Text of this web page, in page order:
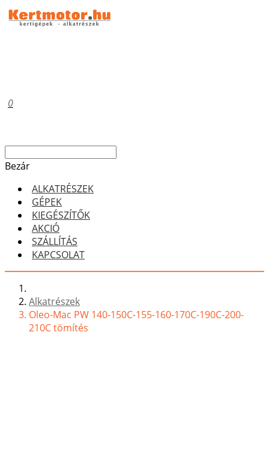
0
Bezár
ALKATRÉSZEK
GÉPEK
KIEGÉSZÍTŐK
AKCIÓ
SZÁLLÍTÁS
KAPCSOLAT
Alkatrészek
Oleo-Mac PW 140-150C-155-160-170C-190C-200-
210C tömítés